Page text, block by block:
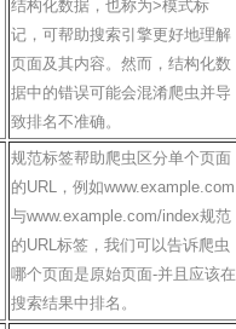
结构化数据，也称为>模式标
记，可帮助搜索引擎更好地理解
页面及其内容。然而，结构化数
据中的错误可能会混淆爬虫并导
致排名不准确。
规范标签帮助爬虫区分单个页面
的URL，例如www.example.com
与www.example.com/index规范
的URL标签，我们可以告诉爬虫
哪个页面是原始页面-并且应该在
搜索结果中排名。